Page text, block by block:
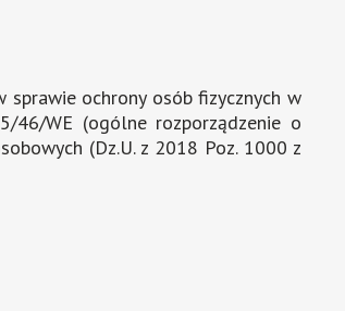
ochrony osób fizycznych w
46/WE (ogólne rozporządzenie o
(Dz.U. z 2018 Poz. 1000 z